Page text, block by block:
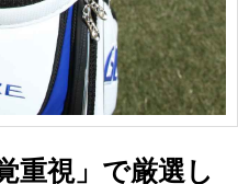
重視」で厳選し